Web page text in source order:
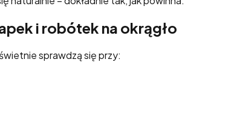
i robótek na okrągło
sprawdzą się przy: